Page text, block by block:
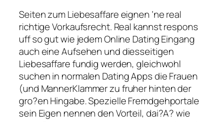
Seiten zum Liebesaffare eignen ‘ne real
richtige Vorkaufsrecht. Real kannst respons
uff so gut wie jedem Online Dating Eingang
auch eine Aufsehen und diesseitigen
Liebesaffare fundig werden, gleichwohl
suchen in normalen Dating Apps die Frauen
(und MannerKlammer zu fruher hinten der
gro?en Hingabe. Spezielle Fremdgehportale
sein Eigen nennen den Vorteil, dai?A? wie